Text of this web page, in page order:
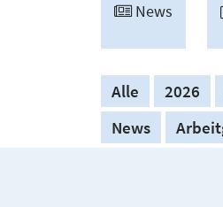
News
Alle 2026
News